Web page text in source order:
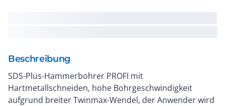
Beschreibung
SDS-Plus-Hammerbohrer PROFI mit
Hartmetallschneiden, hohe Bohrgeschwindigkeit
aufgrund breiter Twinmax-Wendel, der Anwender wird